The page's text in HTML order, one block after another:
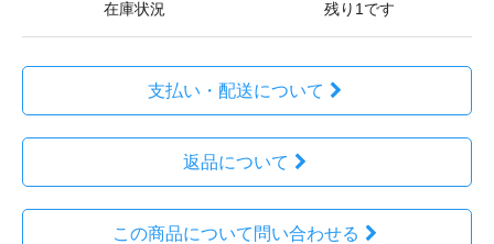
在庫状況 残り1です
支払い・配送について
返品について
この商品について問い合わせる